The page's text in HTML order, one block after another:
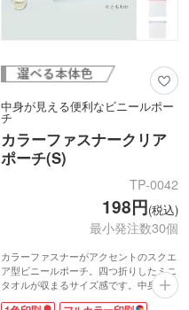
中身が見える便利なビニールポー
チ
カラーファスナークリア
ポーチ(S)
TP-0042
198円(税込)
最小発注数30個
カラーファスナーがアクセントのスクエ
ア型ビニールポーチ。四つ折りしたミニ
タオルが収まるサイズ感です。中身が一
目でわかるのでアクセサリーや日用品の